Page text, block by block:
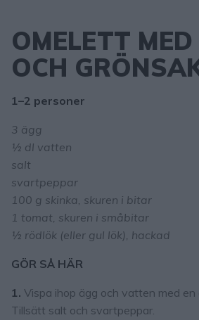
OMELETT
OCH
1–2 personer
3 ägg
½ dl vatten
salt
svartpeppar
100 g skinka, skuren i bitar
1 tomat, skuren i småbitar
½ rödlök (eller gul lök), hackad
GÖR SÅ HÄR
1. Vispa ihop ägg och vatten med en
Tillsätt salt och svartpeppar.